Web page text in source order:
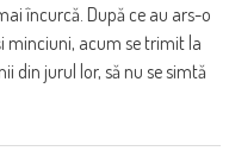
încurcă. După ce au ars-o
minciuni, acum se trimit la
din jurul lor, să nu se simtă